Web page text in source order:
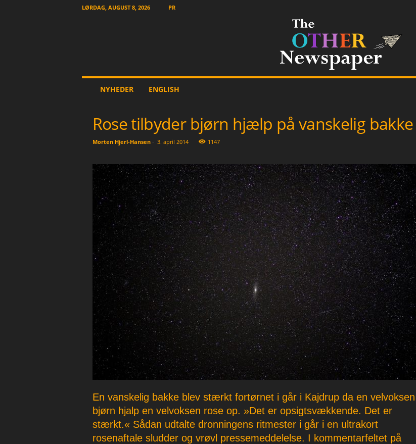
LØRDAG, AUGUST 8, 2026 PR
NYHEDER ENGLISH
Rose tilbyder bjørn hjælp på vanskelig bakke
Morten Hjerl-Hansen- 3. april 2014 1147
En vanskelig bakke blev stærkt fortørnet i går i Kajdrup da en velvoksen
bjørn hjalp en velvoksen rose op. »Det er opsigtsvækkende. Det er
stærkt.« Sådan udtalte dronningens ritmester i går i en ultrakort
rosenaftale sludder og vrøvl pressemeddelelse. I kommentarfeltet på